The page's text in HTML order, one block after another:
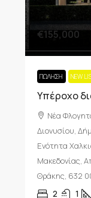
€155,000
ΠΏΛΗΣΗ NEW
Υπέροχο
Νέα
Διονυσίου,
Ενότητα
Μακεδονίας,
Θράκης, 632
2 1